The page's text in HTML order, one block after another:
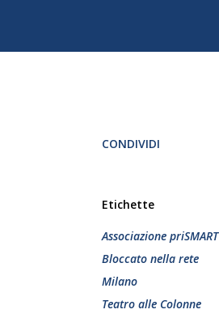
CONDIVIDI
Etichette
Associazione priSMART
Bloccato nella rete
Milano
Teatro alle Colonne